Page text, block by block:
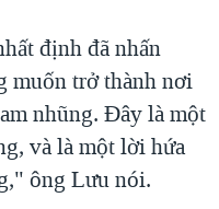
định đã nhấn
muốn trở thành nơi
nhũng. Đây là một
và là một lời hứa
ông Lưu nói.